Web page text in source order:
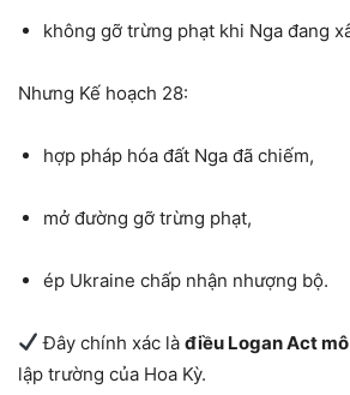
không gỡ trừng phạt khi Nga đang
Nhưng Kế hoạch 28:
hợp pháp hóa đất Nga đã chiếm,
mở đường gỡ trừng phạt,
ép Ukraine chấp nhận nhượng bộ.
Đây chính xác làđiều Logan Act
lập trường của Hoa Kỳ.